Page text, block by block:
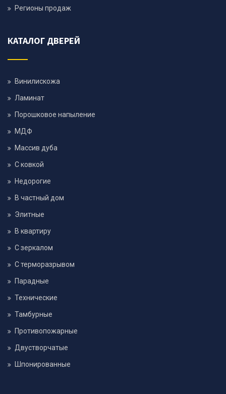
Регионы продаж
КАТАЛОГ ДВЕРЕЙ
Винилискожа
Ламинат
Порошковое напыление
МДФ
Массив дуба
С ковкой
Недорогие
В частный дом
Элитные
В квартиру
С зеркалом
С терморазрывом
Парадные
Технические
Тамбурные
Противопожарные
Двустворчатые
Шпонированные